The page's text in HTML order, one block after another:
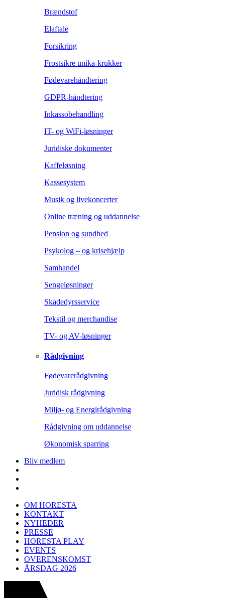
Brændstof
Elaftale
Forsikring
Frostsikre unika-krukker
Fødevarehåndtering
GDPR-håndtering
Inkassobehandling
IT- og WiFi-løsninger
Juridiske dokumenter
Kaffeløsning
Kassesystem
Musik og livekoncerter
Online træning og uddannelse
Pension og sundhed
Psykolog – og krisehjælp
Samhandel
Sengeløsninger
Skadedyrsservice
Tekstil og merchandise
TV- og AV-løsninger
Rådgivning
Fødevarerådgivning
Juridisk rådgivning
Miljø- og Energirådgivning
Rådgivning om uddannelse
Økonomisk sparring
Bliv medlem
OM HORESTA
KONTAKT
NYHEDER
PRESSE
HORESTA PLAY
EVENTS
OVERENSKOMST
ÅRSDAG 2026